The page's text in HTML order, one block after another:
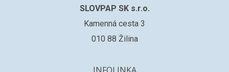
SLOVPAP SK s.r.o.
Kamenná cesta 3
010 88 Žilina